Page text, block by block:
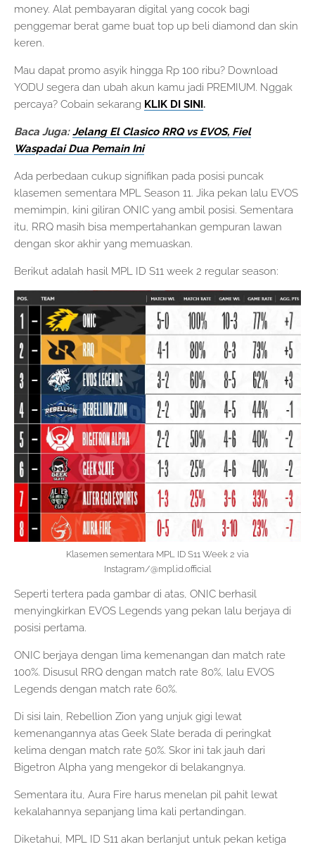
money. Alat pembayaran digital yang cocok bagi
penggemar berat game buat top up beli diamond dan skin
keren.
Mau dapat promo asyik hingga Rp 100 ribu? Download
YODU segera dan ubah akun kamu jadi PREMIUM. Nggak
percaya? Cobain sekarang KLIK DI SINI.
Baca Juga:Jelang El Clasico RRQ vs EVOS, Fiel
Waspadai Dua Pemain Ini
Ada perbedaan cukup signifikan pada posisi puncak
klasemen sementara MPL Season 11. Jika pekan lalu EVOS
memimpin, kini giliran ONIC yang ambil posisi. Sementara
itu, RRQ masih bisa mempertahankan gempuran lawan
dengan skor akhir yang memuaskan.
Berikut adalah hasil MPL ID S11 week 2 regular season:
Klasemen sementara MPL ID S11 Week 2 via
Instagram/@mpl.id.official
Seperti tertera pada gambar di atas, ONIC berhasil
menyingkirkan EVOS Legends yang pekan lalu berjaya di
posisi pertama.
ONIC berjaya dengan lima kemenangan dan match rate
100%. Disusul RRQ dengan match rate 80%, lalu EVOS
Legends dengan match rate 60%.
Di sisi lain, Rebellion Zion yang unjuk gigi lewat
kemenangannya atas Geek Slate berada di peringkat
kelima dengan match rate 50%. Skor ini tak jauh dari
Bigetron Alpha yang mengekor di belakangnya.
Sementara itu, Aura Fire harus menelan pil pahit lewat
kekalahannya sepanjang lima kali pertandingan.
Diketahui, MPL ID S11 akan berlanjut untuk pekan ketiga